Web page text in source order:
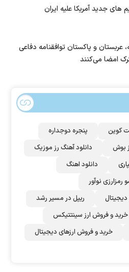
های جدید آمریکا علیه ایران
عربستان و پاکستان توافقنامه دفاعی
امضا می‌کنند
کوین
پنجره دوجداره
بوش
دانلود آهنگ رز‌ موزیک
دانلود اهنگ
رمزارزی نوآور
ریپل در مسیر رشد
خرید و فروش ارز سینتتیکس
خرید و فروش ارزهای دیجیتال